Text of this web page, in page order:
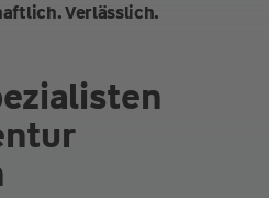
Verlässlich.